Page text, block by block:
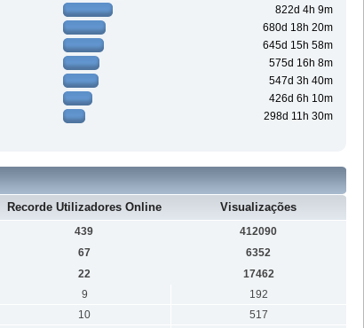
822d 4h 9m
680d 18h 20m
645d 15h 58m
575d 16h 8m
547d 3h 40m
426d 6h 10m
298d 11h 30m
Recorde Utilizadores Online Visualizações
439
412090
67
6352
22
17462
9
192
10
517